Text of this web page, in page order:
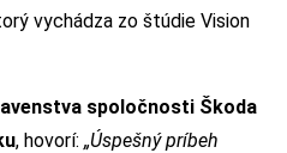
vychádza zo štúdie Vision
spoločnosti Škoda
, hovorí: „Úspešný príbeh